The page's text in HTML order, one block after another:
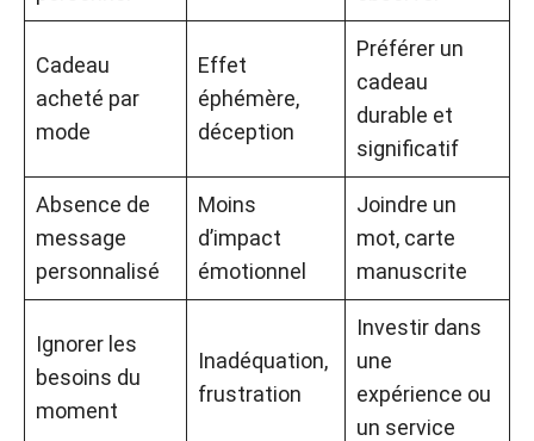
Cadeau
acheté par
mode
Effet
éphémère,
déception
Préférer un
cadeau
durable et
significatif
Absence de
message
personnalisé
Moins
d’impact
émotionnel
Joindre un
mot, carte
manuscrite
Ignorer les
besoins du
moment
Inadéquation,
frustration
Investir dans
une
expérience ou
un service